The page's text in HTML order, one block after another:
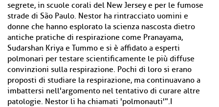
segrete, in scuole corali del New Jersey e per le fumose
strade di São Paulo. Nestor ha rintracciato uomini e
donne che hanno esplorato la scienza nascosta dietro
antiche pratiche di respirazione come Pranayama,
Sudarshan Kriya e Tummo e si è affidato a esperti
polmonari per testare scientificamente le più diffuse
convinzioni sulla respirazione. Pochi di loro si erano
proposti di studiare la respirazione, ma continuavano a
imbattersi nell'argomento nel tentativo di curare altre
patologie. Nestor li ha chiamati 'polmonauti'".I